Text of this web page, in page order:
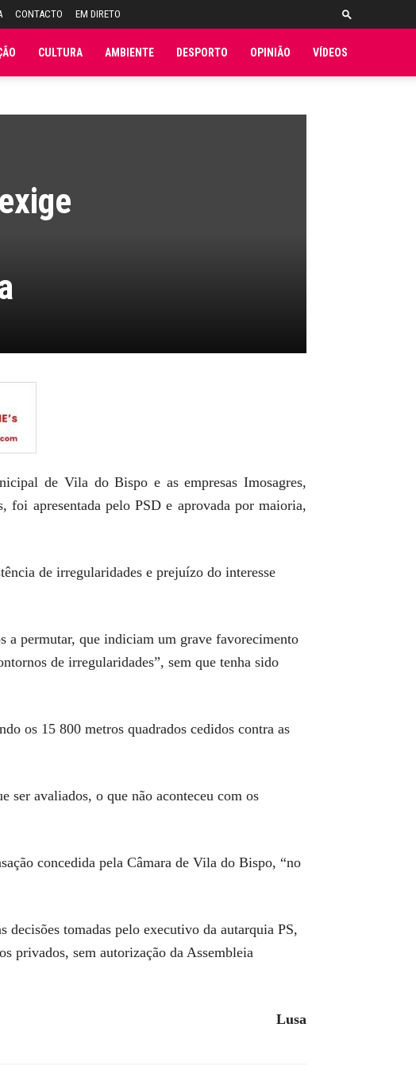
CONTACTO EM DIRETO
CULTURA AMBIENTE DESPORTO OPINIÃO VÍDEOS
de Vila do Bispo e as empresas Imosagres,
foi apresentada pelo PSD e aprovada por maioria,
de irregularidades e prejuízo do interesse
a permutar, que indiciam um grave favorecimento
de irregularidades”, sem que tenha sido
os 15 800 metros quadrados cedidos contra as
ser avaliados, o que não aconteceu com os
concedida pela Câmara de Vila do Bispo, “no
decisões tomadas pelo executivo da autarquia PS,
privados, sem autorização da Assembleia
Lusa